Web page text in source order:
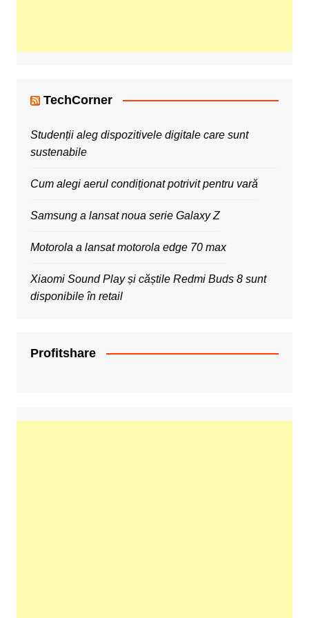
TechCorner
Studenții aleg dispozitivele digitale care sunt
sustenabile
Cum alegi aerul condiționat potrivit pentru vară
Samsung a lansat noua serie Galaxy Z
Motorola a lansat motorola edge 70 max
Xiaomi Sound Play și căștile Redmi Buds 8 sunt
disponibile în retail
Profitshare